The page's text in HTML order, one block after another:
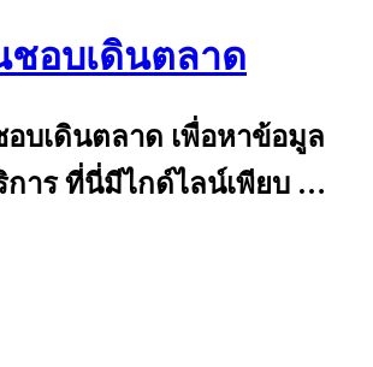
อบเดินตลาด
บเดินตลาด เพื่อหาข้อมูล
การ ที่นี่มีไกด์ไลน์เพียบ …